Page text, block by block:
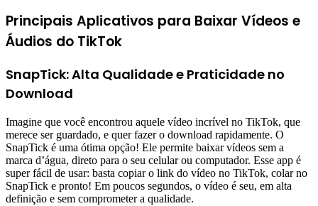
Principais Aplicativos para Baixar Vídeos e
Áudios do TikTok
SnapTick: Alta Qualidade e Praticidade no
Download
Imagine que você encontrou aquele vídeo incrível no TikTok, que
merece ser guardado, e quer fazer o download rapidamente. O
SnapTick é uma ótima opção! Ele permite baixar vídeos sem a
marca d’água, direto para o seu celular ou computador. Esse app é
super fácil de usar: basta copiar o link do vídeo no TikTok, colar no
SnapTick e pronto! Em poucos segundos, o vídeo é seu, em alta
definição e sem comprometer a qualidade.